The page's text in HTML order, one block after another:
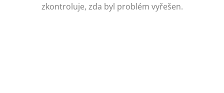
zkontroluje, zda byl problém vyřešen.